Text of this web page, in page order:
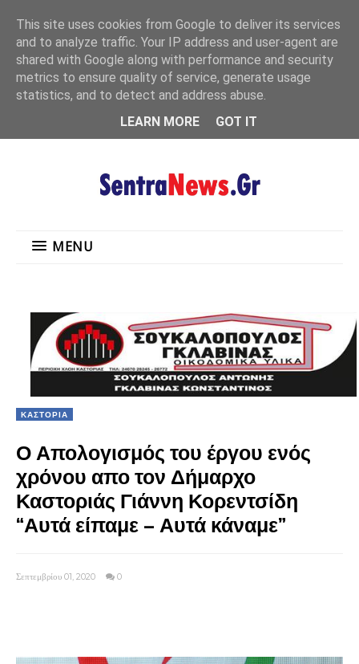
MENU
MENU
ΚΑΣΤΟΡΙΑ
Ο Απολογισμός του έργου ενός
χρόνου απο τον Δήμαρχο
Καστοριάς Γιάννη Κορεντσίδη
“Αυτά είπαμε – Αυτά κάναμε”
Σεπτεμβρίου 01, 2020 0
This site uses cookies from Google to deliver its services
and to analyze traffic. Your IP address and user-agent are
shared with Google along with performance and security
metrics to ensure quality of service, generate usage
statistics, and to detect and address abuse.
LEARN MORE
GOT IT